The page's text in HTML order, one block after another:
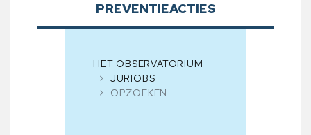
PREVENTIEACTIES
HET OBSERVATORIUM
JURIOBS
OPZOEKEN